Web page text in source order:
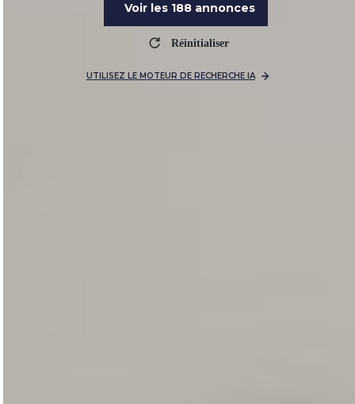
Voir les 188annonces
Réinitialiser
UTILISEZ LE MOTEUR DE RECHERCHE IA